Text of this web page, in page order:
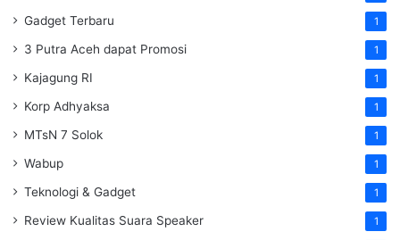
Gadget Terbaru 1
3 Putra Aceh dapat Promosi 1
Kajagung RI 1
Korp Adhyaksa 1
MTsN 7 Solok 1
Wabup 1
Teknologi & Gadget 1
Review Kualitas Suara Speaker 1